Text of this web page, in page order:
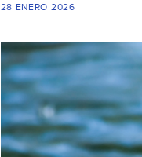
28 ENERO 2026